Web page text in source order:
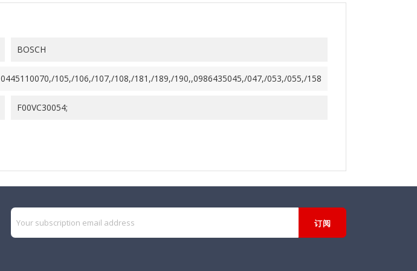
BOSCH
0445110070,/105,/106,/107,/108,/181,/189,/190,,0986435045,/047,/053,/055,/158
F00VC30054;